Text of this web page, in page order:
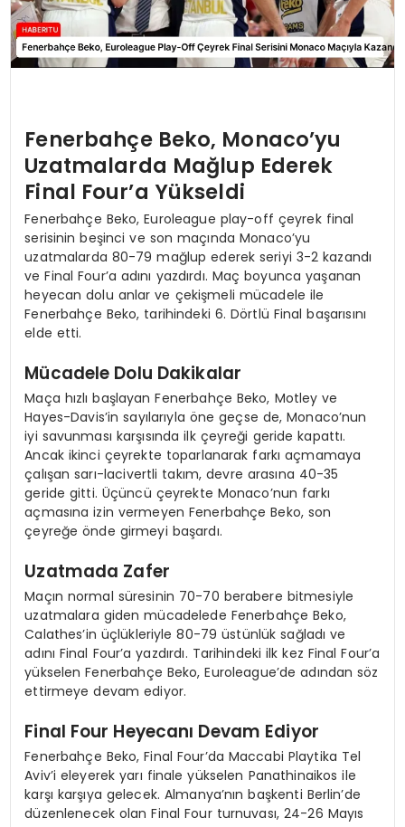
Fenerbahçe Beko, Monaco’yu
Uzatmalarda Mağlup Ederek
Final Four’a Yükseldi
Fenerbahçe Beko, Euroleague play-off çeyrek final
serisinin beşinci ve son maçında Monaco’yu
uzatmalarda 80-79 mağlup ederek seriyi 3-2 kazandı
ve Final Four’a adını yazdırdı. Maç boyunca yaşanan
heyecan dolu anlar ve çekişmeli mücadele ile
Fenerbahçe Beko, tarihindeki 6. Dörtlü Final başarısını
elde etti.
Mücadele Dolu Dakikalar
Maça hızlı başlayan Fenerbahçe Beko, Motley ve
Hayes-Davis’in sayılarıyla öne geçse de, Monaco’nun
iyi savunması karşısında ilk çeyreği geride kapattı.
Ancak ikinci çeyrekte toparlanarak farkı açmamaya
çalışan sarı-lacivertli takım, devre arasına 40-35
geride gitti. Üçüncü çeyrekte Monaco’nun farkı
açmasına izin vermeyen Fenerbahçe Beko, son
çeyreğe önde girmeyi başardı.
Uzatmada Zafer
Maçın normal süresinin 70-70 berabere bitmesiyle
uzatmalara giden mücadelede Fenerbahçe Beko,
Calathes’in üçlükleriyle 80-79 üstünlük sağladı ve
adını Final Four’a yazdırdı. Tarihindeki ilk kez Final Four’a
yükselen Fenerbahçe Beko, Euroleague’de adından söz
ettirmeye devam ediyor.
Final Four Heyecanı Devam Ediyor
Fenerbahçe Beko, Final Four’da Maccabi Playtika Tel
Aviv’i eleyerek yarı finale yükselen Panathinaikos ile
karşı karşıya gelecek. Almanya’nın başkenti Berlin’de
düzenlenecek olan Final Four turnuvası, 24-26 Mayıs